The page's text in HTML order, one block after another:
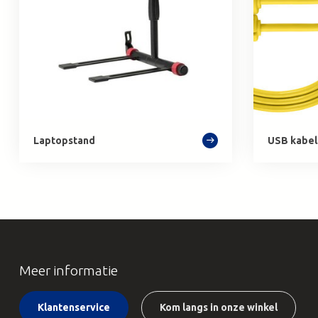
Laptopstand USB
Meer informatie
Klantenservice Kom langs in onze winkel